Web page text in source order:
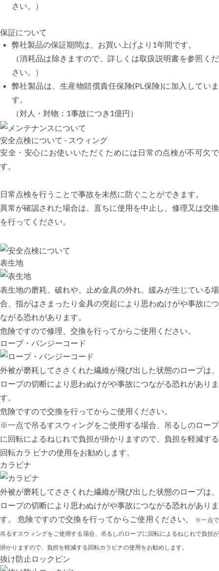
さい。）
保証について
弊社製品の保証期間は、お買い上げより1年間です。
（消耗品は除きますので、詳しくは取扱説明書を参照くだ
さい。）
弊社製品は、生産物賠償責任保険(PL保険)に加入していま
す。
（対人・対物：1事故につき1億円）
安全点検について - スウィング
安全・安心にお使いいただくためには日常の点検が不可欠で
す。
日常点検を行うことで事故を未然に防ぐことができます。
異常が確認された場合は、直ちに使用を中止し、修理又は交換
を行ってください。
表生地
表生地の磨耗、破れや、止め金具の外れ、緩みが生じている場
合、指がはさまったり金具の突起により思わぬけがや事故につ
ながる恐れがあります。
危険ですので修理、交換を行ってからご使用ください。
ロープ・バンジーコード
外被が磨耗してささくれた繊維が飛び出した状態のロープは、
ロープの切断により思わぬけがや事故につながる恐れがありま
す。
危険ですので交換を行ってからご使用ください。
※一点で吊るすスウィングをご使用する場合、吊るしのロープ
に回転によるねじれで負担が掛かりますので、負担を軽減する
回転カラ ビナの使用をお勧めします。
カラビナ
外被が磨耗してささくれた繊維が飛び出した状態のロープは、
ロープの切断により思わぬけがや事故につながる恐れがありま
す。 危険ですので交換を行ってからご使用ください。
※一点で
吊るすスウィングをご使用する場合、吊るしのロープに回転によるねじれで負担が
掛かりますので、負担を軽減する回転カラビナの使用をお勧めします。
抜け防止ロックピン